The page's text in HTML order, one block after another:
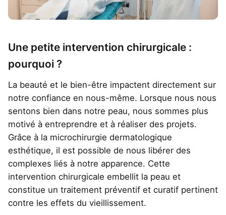
Une petite intervention chirurgicale :
pourquoi ?
La beauté et le bien-être impactent directement sur
notre confiance en nous-même. Lorsque nous nous
sentons bien dans notre peau, nous sommes plus
motivé à entreprendre et à réaliser des projets.
Grâce à la microchirurgie dermatologique
esthétique, il est possible de nous libérer des
complexes liés à notre apparence. Cette
intervention chirurgicale embellit la peau et
constitue un traitement préventif et curatif pertinent
contre les effets du vieillissement.